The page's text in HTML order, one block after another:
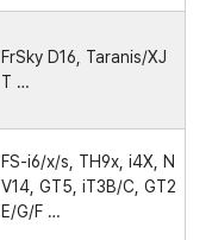
FrSky D16, Taranis/XJ
T …
FS-i6/x/s, TH9x, i4X, N
V14, GT5, iT3B/C, GT2
E/G/F …